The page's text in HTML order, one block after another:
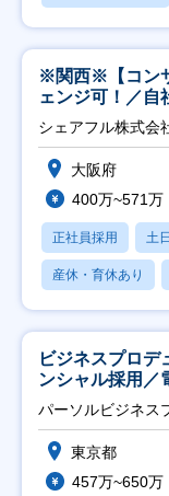
※関西※【コン
ェンジ可！／自
シェアフル株式会
大阪府
400万~571万
正社員採用 土
産休・育休あり
ビジネスプロデ
ンシャル採用／
ト推進】
パーソルビジネス
東京都
457万~650万